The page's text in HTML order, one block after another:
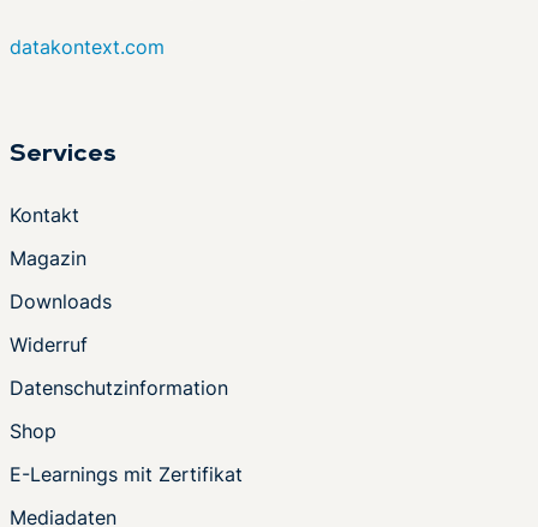
datakontext.com
Services
Kontakt
Magazin
Downloads
Widerruf
Datenschutzinformation
Shop
E-Learnings mit Zertifikat
Mediadaten